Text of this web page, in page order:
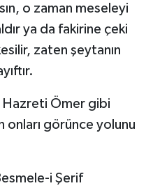
o zaman meseleyi
ya da fakirine çeki
zaten şeytanın
Hazreti Ömer gibi
onları görünce yolunu
i Şerif